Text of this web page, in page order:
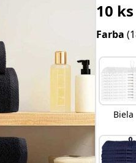
10
Farba
Biela